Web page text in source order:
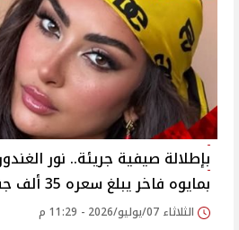
بإطلالة صيفية جريئة.. نور
بمايوه فاخر يبلغ سعره 35 ألف جنيه
الثلاثاء 07/يوليو/2026 - 11:29 م